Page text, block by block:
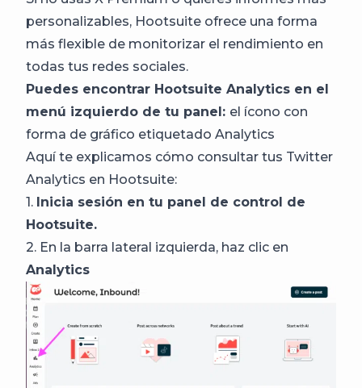
personalizables, Hootsuite ofrece una forma
más flexible de monitorizar el rendimiento en
todas tus redes sociales.
Puedes encontrar Hootsuite Analytics en el
menú izquierdo de tu panel: el ícono con
forma de gráfico etiquetado Analytics
Aquí te explicamos cómo consultar tus Twitter
Analytics en Hootsuite:
1. Inicia sesión en tu panel de control de
Hootsuite.
2. En la barra lateral izquierda, haz clic en
Analytics